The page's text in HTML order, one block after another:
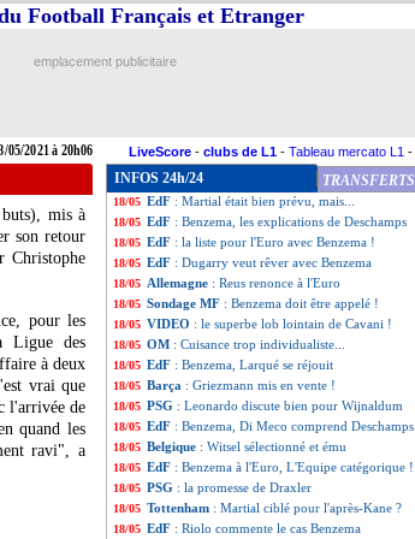
05/2021 à 20h06
Football Français et Etranger
emplacement publicitaire
LiveScore - clubs de L1 - Tableau mercato L1 -
mis à
son retour
Christophe
pour les
Ligue des
à deux
vrai que
l'arrivée de
quand les
ravi", a
INFOS 24h/24 TRANSFERTS
18/05 EdF: Benzema, DD le savait depuis un moment
18/05 EdF: Benzema, la réaction de Mbappé
18/05 EdF: Giroud-Benzema, Deschamps répond
18/05 EdF: Koundé et Thuram, Deschamps se justifie
18/05 EdF : Martial était bien prévu, mais...
18/05 EdF : Benzema, les explications de Deschamps
18/05 EdF : la liste pour l'Euro avec Benzema !
18/05 EdF : Dugarry veut rêver avec Benzema
18/05 Allemagne : Reus renonce à l'Euro
18/05 Sondage MF : Benzema doit être appelé !
18/05 VIDEO : le superbe lob lointain de Cavani !
18/05 OM : Cuisance trop individualiste...
18/05 EdF : Benzema, Larqué se réjouit
18/05 Barça : Griezmann mis en vente !
18/05 PSG : Leonardo discute bien pour Wijnaldum
18/05 EdF : Benzema, Di Meco comprend Deschamps
18/05 Belgique : Witsel sélectionné et ému
18/05 EdF : Benzema à l'Euro, L'Equipe catégorique !
18/05 PSG : la promesse de Draxler
18/05 Tottenham : Martial ciblé pour l'après-Kane ?
18/05 EdF : Riolo commente le cas Benzema